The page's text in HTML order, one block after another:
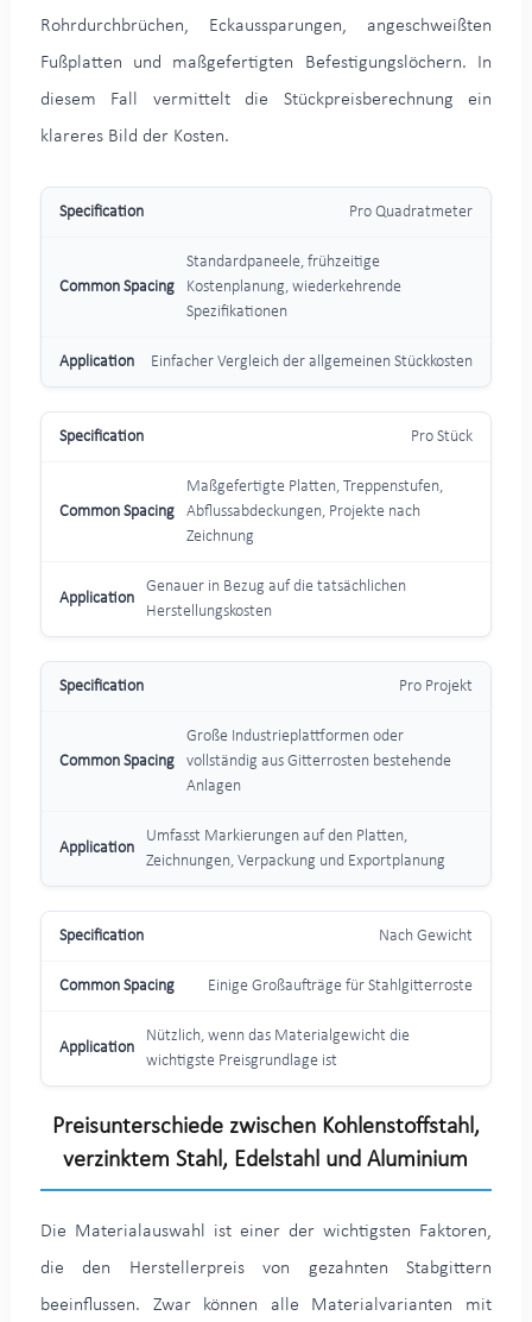
Rohrdurchbrüchen, Eckaussparungen, angeschweißten
Fußplatten und maßgefertigten Befestigungslöchern. In
diesem Fall vermittelt die Stückpreisberechnung ein
klareres Bild der Kosten.
Pro Quadratmeter
Standardpaneele, frühzeitige
Kostenplanung, wiederkehrende
Spezifikationen
Einfacher Vergleich der allgemeinen Stückkosten
Pro Stück
Maßgefertigte Platten, Treppenstufen,
Abflussabdeckungen, Projekte nach
Zeichnung
Genauer in Bezug auf die tatsächlichen
Herstellungskosten
Pro Projekt
Große Industrieplattformen oder
vollständig aus Gitterrosten bestehende
Anlagen
Umfasst Markierungen auf den Platten,
Zeichnungen, Verpackung und Exportplanung
Nach Gewicht
Einige Großaufträge für Stahlgitterroste
Nützlich, wenn das Materialgewicht die
wichtigste Preisgrundlage ist
Preisunterschiede zwischen Kohlenstoffstahl,
verzinktem Stahl, Edelstahl und Aluminium
Die Materialauswahl ist einer der wichtigsten Faktoren,
die den Herstellerpreis von gezahnten Stabgittern
beeinflussen. Zwar können alle Materialvarianten mit